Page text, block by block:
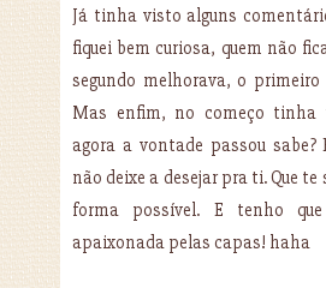
Já tinha visto alguns
fiquei bem curiosa, quem não
segundo melhorava, o
Mas enfim, no começo tinha
agora a vontade passou sabe?
não deixe a desejar pra ti. Que
forma possível. E tenho
apaixonada pelas capas! haha